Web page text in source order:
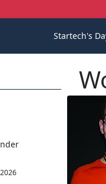
Startech's